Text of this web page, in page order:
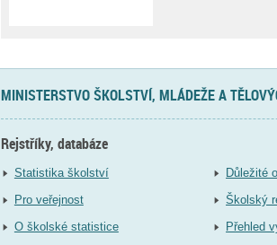
MINISTERSTVO ŠKOLSTVÍ, MLÁDEŽE A
Rejstříky, databáze
Statistika školství
Pro veřejnost
O školské statistice
Důležité
Školský
Přehled